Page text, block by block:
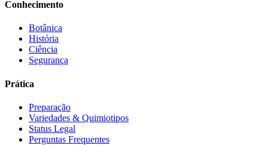
Conhecimento
Botânica
História
Ciência
Segurança
Prática
Preparação
Variedades & Quimiotipos
Status Legal
Perguntas Frequentes